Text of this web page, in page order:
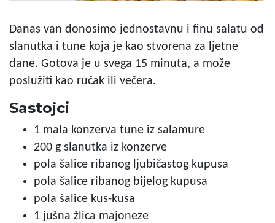
Danas van donosimo jednostavnu i finu salatu od
slanutka i tune koja je kao stvorena za ljetne
dane. Gotova je u svega 15 minuta, a može
poslužiti kao ručak ili večera.
Sastojci
1 mala konzerva tune iz salamure
200 g slanutka iz konzerve
pola šalice ribanog ljubičastog kupusa
pola šalice ribanog bijelog kupusa
pola šalice kus-kusa
1 jušna žlica majoneze